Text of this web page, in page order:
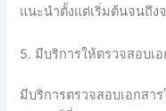
แนะนำตั้งแต่เริ่มต้นจนถึง
5. มีบริการให้ตรวจสอบเ
มีบริการตรวจสอบเอกสา